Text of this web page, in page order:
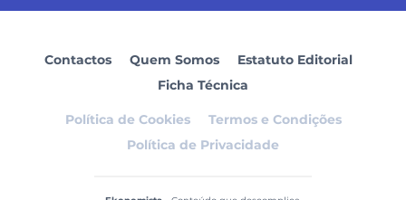
Contactos Quem Somos
Estatuto Editorial
Ficha Técnica
Política de Cookies
Termos e Condições
Política de Privacidade